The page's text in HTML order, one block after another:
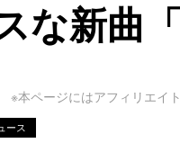
な新曲
※本ページにはアフィリエイ
ース